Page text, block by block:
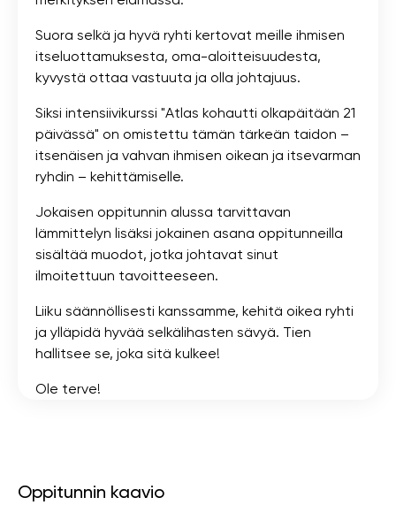
Suora selkä ja hyvä ryhti kertovat meille ihmisen
itseluottamuksesta, oma-aloitteisuudesta,
kyvystä ottaa vastuuta ja olla johtajuus.
Siksi intensiivikurssi "Atlas kohautti olkapäitään 21
päivässä" on omistettu tämän tärkeän taidon –
itsenäisen ja vahvan ihmisen oikean ja itsevarman
ryhdin – kehittämiselle.
Jokaisen oppitunnin alussa tarvittavan
lämmittelyn lisäksi jokainen asana oppitunneilla
sisältää muodot, jotka johtavat sinut
ilmoitettuun tavoitteeseen.
Liiku säännöllisesti kanssamme, kehitä oikea ryhti
ja ylläpidä hyvää selkälihasten sävyä. Tien
hallitsee se, joka sitä kulkee!
Ole terve!
Oppitunnin kaavio